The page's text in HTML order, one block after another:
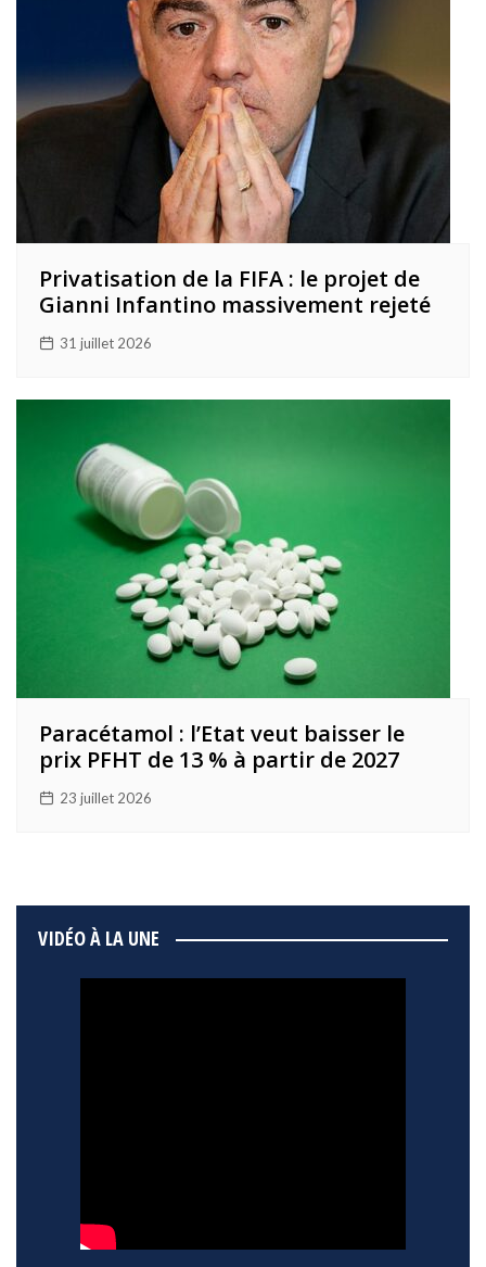
Privatisation de la FIFA : le projet de
Gianni Infantino massivement rejeté
31 juillet 2026
Paracétamol : l’Etat veut baisser le
prix PFHT de 13 % à partir de 2027
23 juillet 2026
VIDÉO À LA UNE